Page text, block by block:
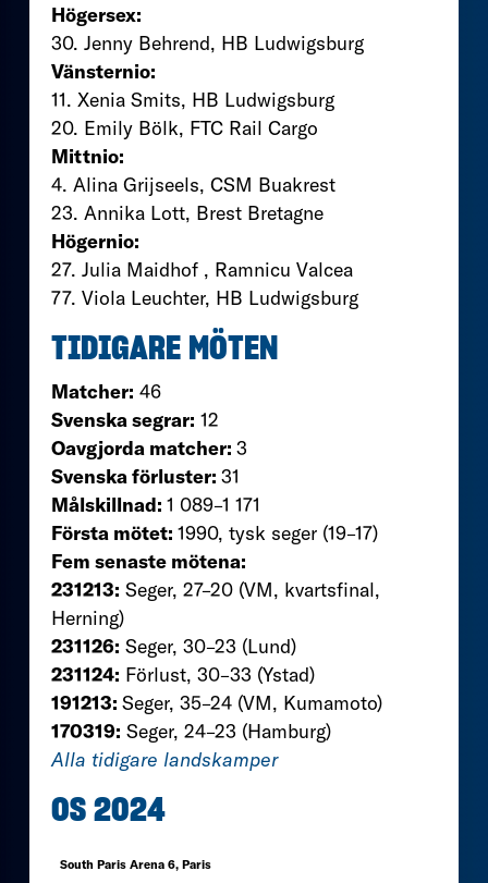
Högersex:
30. Jenny Behrend, HB Ludwigsburg
Vänsternio:
11. Xenia Smits, HB Ludwigsburg
20. Emily Bölk, FTC Rail Cargo
Mittnio:
4. Alina Grijseels, CSM Buakrest
23. Annika Lott, Brest Bretagne
Högernio:
27. Julia Maidhof , Ramnicu Valcea
77. Viola Leuchter, HB Ludwigsburg
TIDIGARE MÖTEN
Matcher: 46
Svenska segrar: 12
Oavgjorda matcher: 3
Svenska förluster: 31
Målskillnad: 1 089–1 171
Första mötet: 1990, tysk seger (19–17)
Fem senaste mötena:
231213: Seger, 27–20 (VM, kvartsfinal,
Herning)
231126: Seger, 30–23 (Lund)
231124: Förlust, 30–33 (Ystad)
191213: Seger, 35–24 (VM, Kumamoto)
170319: Seger, 24–23 (Hamburg)
Alla tidigare landskamper
OS 2024
South Paris Arena 6, Paris